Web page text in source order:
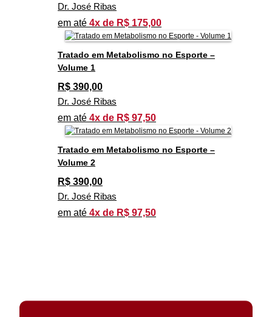
Dr. José Ribas
em até 4x de R$ 175,00
Tratado em Metabolismo no Esporte –
Volume 1
R$ 390,00
Dr. José Ribas
em até 4x de R$ 97,50
Tratado em Metabolismo no Esporte –
Volume 2
R$ 390,00
Dr. José Ribas
em até 4x de R$ 97,50